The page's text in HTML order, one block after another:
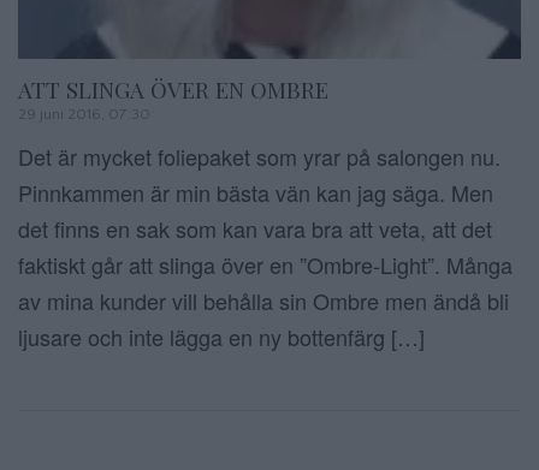
ATT SLINGA ÖVER EN OMBRE
29 juni 2016, 07:30
Det är mycket foliepaket som yrar på salongen nu.
Pinnkammen är min bästa vän kan jag säga. Men
det finns en sak som kan vara bra att veta, att det
faktiskt går att slinga över en ”Ombre-Light”. Många
av mina kunder vill behålla sin Ombre men ändå bli
ljusare och inte lägga en ny bottenfärg […]